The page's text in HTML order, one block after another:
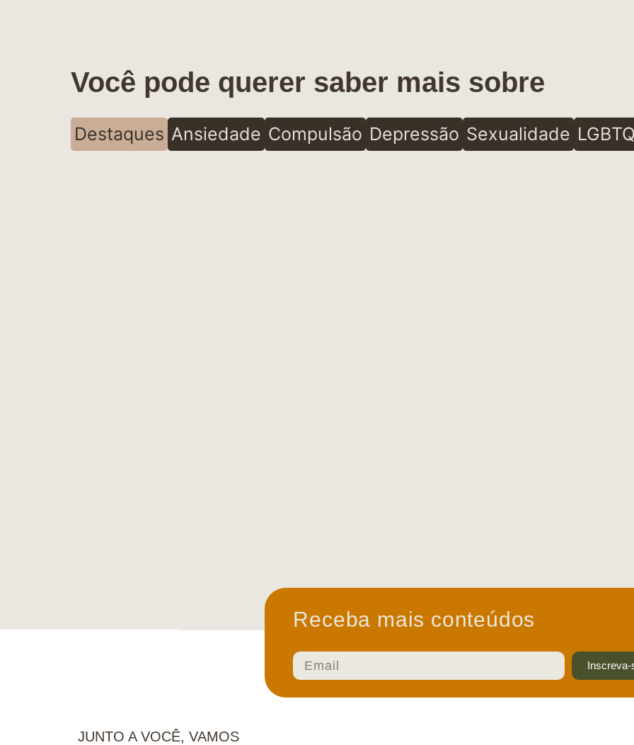
Você pode querer saber mais sobre
Destaques Ansiedade Compulsão Depressão Sexualidade
Receba mais conteúdos
Inscreva-
JUNTO A VOCÊ, VAMOS